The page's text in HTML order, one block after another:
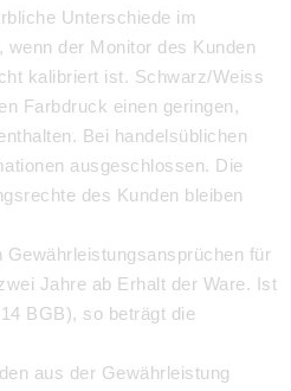
Unterschiede im
der Monitor des Kunden
kalibriert ist. Schwarz/Weiss
Farbdruck einen geringen,
Bei handelsüblichen
ausgeschlossen. Die
des Kunden bleiben
für
Jahre ab Erhalt der Ware. Ist
BGB), so beträgt die
aus der Gewährleistung